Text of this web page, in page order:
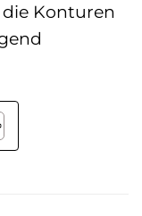
Konturen